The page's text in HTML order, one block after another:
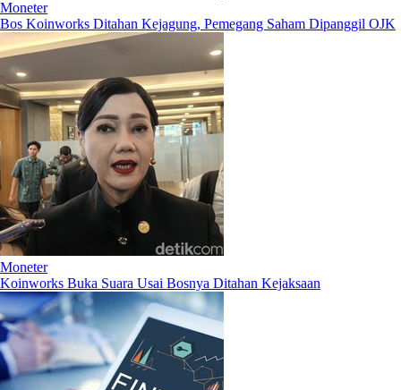
Moneter
Bos Koinworks Ditahan Kejagung, Pemegang Saham Dipanggil OJK
Moneter
Koinworks Buka Suara Usai Bosnya Ditahan Kejaksaan